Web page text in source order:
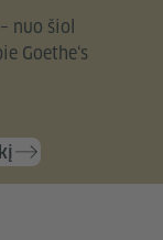
nuo šiol
Goethe‘s